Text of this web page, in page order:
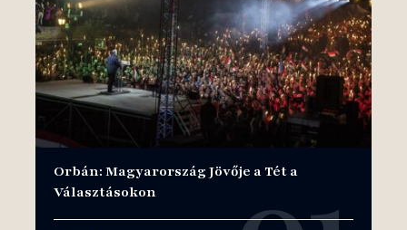
Orbán: Magyarország Jövője a Tét a
Választásokon